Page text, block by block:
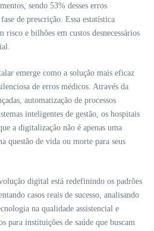
sendo 53% desses erros
de prescrição. Essa estatística
risco e bilhões em custos desnecessários
emerge como a solução mais eficaz
de erros médicos. Através da
automatização de processos
inteligentes de gestão, os hospitais
a digitalização não é apenas uma
questão de vida ou morte para seus
digital está redefinindo os padrões
casos reais de sucesso, analisando
na qualidade assistencial e
para instituições de saúde que buscam